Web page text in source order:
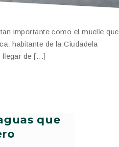
importante como el muelle que
habitante de la Ciudadela
llegar de […]
que